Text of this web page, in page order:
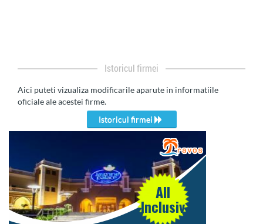
Istoricul firmei
Aici puteti vizualiza modificarile aparute in informatiile
oficiale ale acestei firme.
Istoricul firmei